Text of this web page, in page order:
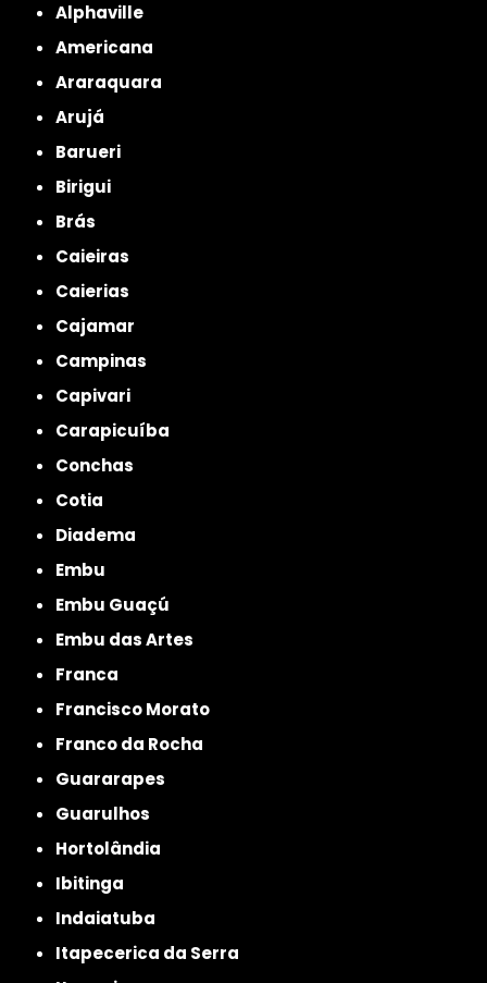
Alphaville
Americana
Araraquara
Arujá
Barueri
Birigui
Brás
Caieiras
Caierias
Cajamar
Campinas
Capivari
Carapicuíba
Conchas
Cotia
Diadema
Embu
Embu Guaçú
Embu das Artes
Franca
Francisco Morato
Franco da Rocha
Guararapes
Guarulhos
Hortolândia
Ibitinga
Indaiatuba
Itapecerica da Serra